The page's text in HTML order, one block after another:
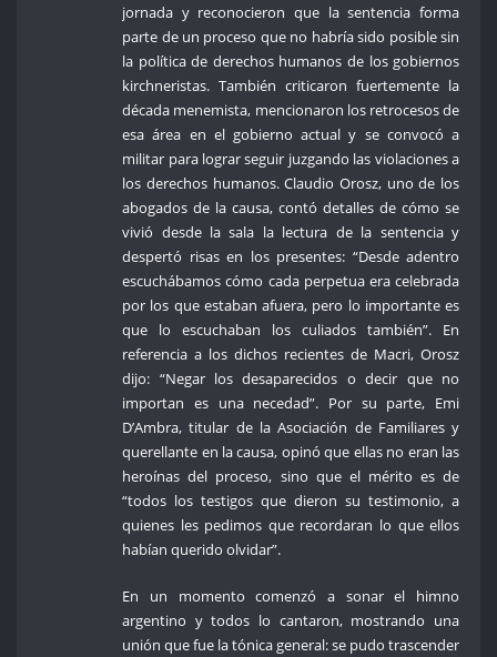
jornada y reconocieron que la sentencia forma
parte de un proceso que no habría sido posible sin
la política de derechos humanos de los gobiernos
kirchneristas. También criticaron fuertemente la
década menemista, mencionaron los retrocesos de
esa área en el gobierno actual y se convocó a
militar para lograr seguir juzgando las violaciones a
los derechos humanos. Claudio Orosz, uno de los
abogados de la causa, contó detalles de cómo se
vivió desde la sala la lectura de la sentencia y
despertó risas en los presentes: “Desde adentro
escuchábamos cómo cada perpetua era celebrada
por los que estaban afuera, pero lo importante es
que lo escuchaban los culiados también”. En
referencia a los dichos recientes de Macri, Orosz
dijo: “Negar los desaparecidos o decir que no
importan es una necedad”. Por su parte, Emi
D’Ambra, titular de la Asociación de Familiares y
querellante en la causa, opinó que ellas no eran las
heroínas del proceso, sino que el mérito es de
“todos los testigos que dieron su testimonio, a
quienes les pedimos que recordaran lo que ellos
habían querido olvidar”.
En un momento comenzó a sonar el himno
argentino y todos lo cantaron, mostrando una
unión que fue la tónica general: se pudo trascender